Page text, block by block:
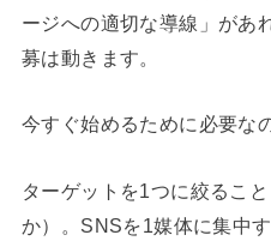
ージへの適切な導線」があ
募は動きます。
今すぐ始めるために必要な
ターゲットを1つに絞るこ
か）。SNSを1媒体に集中